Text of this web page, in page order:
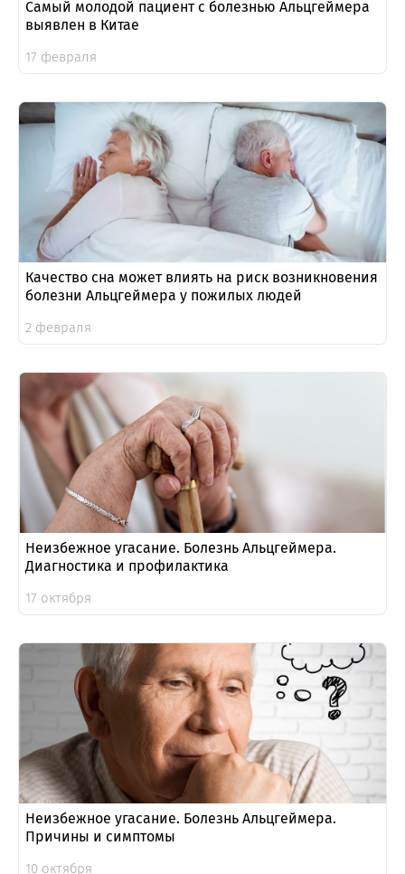
Самый молодой пациент с болезнью Альцгеймера
выявлен в Китае
17 февраля
Качество сна может влиять на риск возникновения
болезни Альцгеймера у пожилых людей
2 февраля
Неизбежное угасание. Болезнь Альцгеймера.
Диагностика и профилактика
17 октября
Неизбежное угасание. Болезнь Альцгеймера.
Причины и симптомы
10 октября